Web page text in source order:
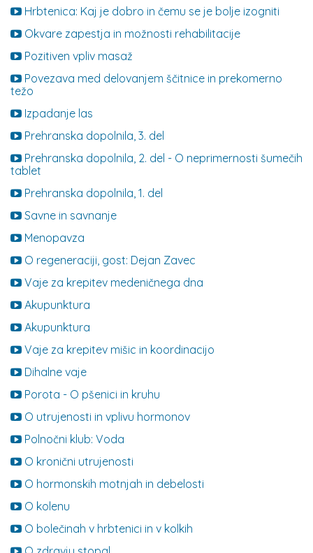
Hrbtenica: Kaj je dobro in čemu se je bolje izogniti
Okvare zapestja in možnosti rehabilitacije
Pozitiven vpliv masaž
Povezava med delovanjem ščitnice in prekomerno
težo
Izpadanje las
Prehranska dopolnila, 3. del
Prehranska dopolnila, 2. del - O neprimernosti šumečih
tablet
Prehranska dopolnila, 1. del
Savne in savnanje
Menopavza
O regeneraciji, gost: Dejan Zavec
Vaje za krepitev medeničnega dna
Akupunktura
Akupunktura
Vaje za krepitev mišic in koordinacijo
Dihalne vaje
Porota - O pšenici in kruhu
O utrujenosti in vplivu hormonov
Polnočni klub: Voda
O kronični utrujenosti
O hormonskih motnjah in debelosti
O kolenu
O bolečinah v hrbtenici in v kolkih